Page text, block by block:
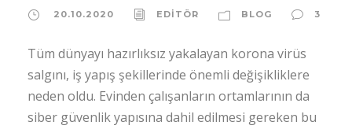
20.10.2020 EDİTÖR BLOG 3
Tüm dünyayı hazırlıksız yakalayan korona virüs
salgını, iş yapış şekillerinde önemli değişikliklere
neden oldu. Evinden çalışanların ortamlarının da
siber güvenlik yapısına dahil edilmesi gereken bu